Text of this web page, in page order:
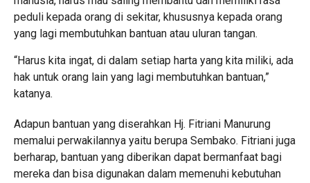
peduli kepada orang di sekitar, khususnya kepada orang
yang lagi membutuhkan bantuan atau uluran tangan.
“Harus kita ingat, di dalam setiap harta yang kita miliki, ada
hak untuk orang lain yang lagi membutuhkan bantuan,”
katanya.
Adapun bantuan yang diserahkan Hj. Fitriani Manurung
memalui perwakilannya yaitu berupa Sembako. Fitriani juga
berharap, bantuan yang diberikan dapat bermanfaat bagi
mereka dan bisa digunakan dalam memenuhi kebutuhan